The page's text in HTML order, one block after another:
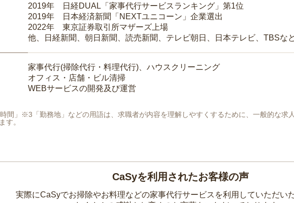
2019年 日経DUAL「家事代行サービスランキング」第1位
2019年 日本経済新聞「NEXTユニコーン」企業選出
2022年 東京証券取引所マザーズ上場
他、日経新聞、朝日新聞、読売新聞、テレビ朝日、日本テレビ、TBSな
家事代行(掃除代行・料理代行)、ハウスクリーニング
オフィス・店舗・ビル清掃
WEBサービスの開発及び運営
間」※3「勤務地」などの用語は、求職者が内容を理解しやすくするために、一般的な求
す。
CaSyを利用されたお客様の声
実際にCaSyでお掃除やお料理などの家事代行サービスを利用していただい